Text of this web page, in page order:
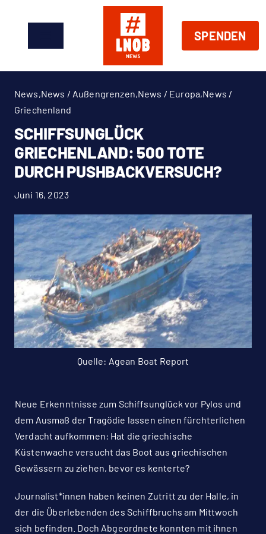
SPENDEN
News
Handeln
Spenden
EN
News,News / Außengrenzen,News / Europa,News /
Griechenland
SCHIFFSUNGLÜCK
GRIECHENLAND: 500 TOTE
DURCH PUSHBACKVERSUCH?
Juni 16, 2023
Quelle: Agean Boat Report
Neue Erkenntnisse zum Schiffsunglück vor Pylos und
dem Ausmaß der Tragödie lassen einen fürchterlichen
Verdacht aufkommen: Hat die griechische
Küstenwache versucht das Boot aus griechischen
Gewässern zu ziehen, bevor es kenterte?
Journalist*innen haben keinen Zutritt zu der Halle, in
der die Überlebenden des Schiffbruchs am Mittwoch
sich befinden. Doch Abgeordnete konnten mit ihnen